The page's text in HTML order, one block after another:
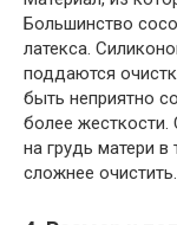
Большинство
латекса.
поддаются
быть неприятно
более жесткости.
на грудь матери
сложнее очистить.